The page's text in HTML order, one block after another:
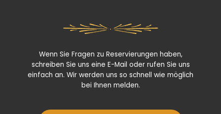
Wenn Sie Fragen zu Reservierungen haben,
schreiben Sie uns eine E-Mail oder rufen Sie uns
einfach an. Wir werden uns so schnell wie möglich
bei Ihnen melden.